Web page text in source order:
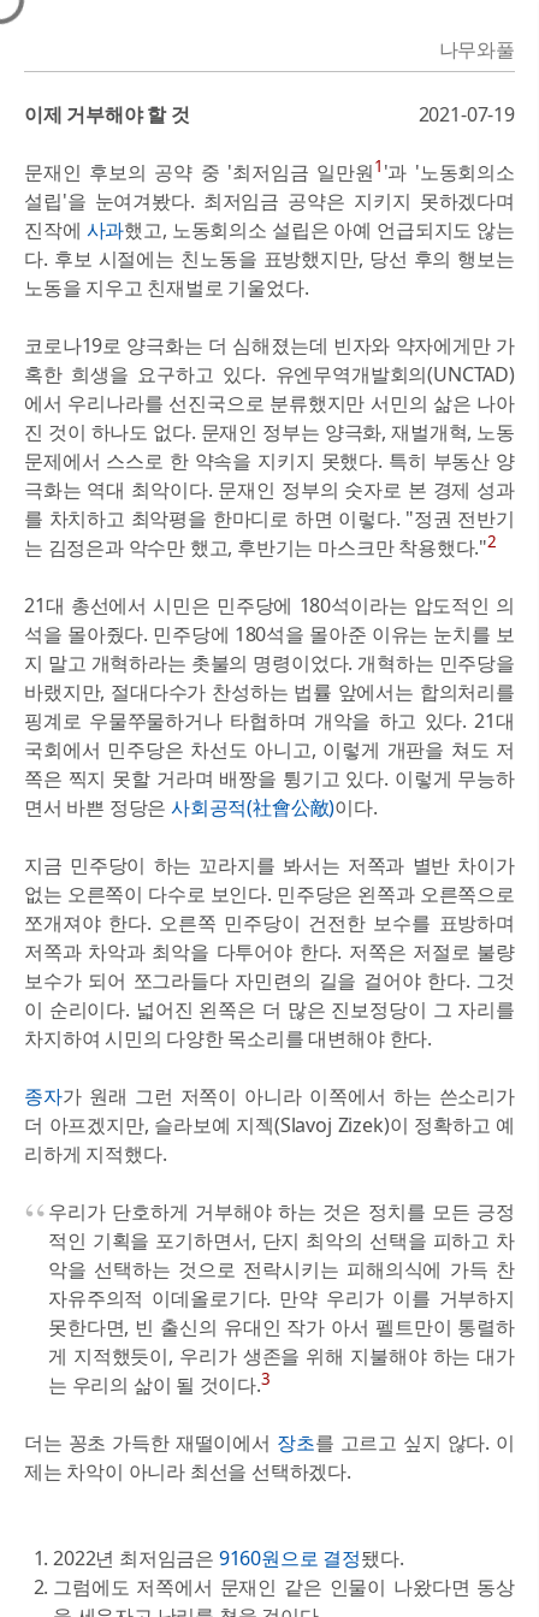
나무와풀
이제 거부해야 할 것 2021-07-19
문재인 후보의 공약 중 '최저임금 일만원1 '과 '노동회의소
설립'을 눈여겨봤다. 최저임금 공약은 지키지 못하겠다며
진작에 사과했고, 노동회의소 설립은 아예 언급되지도 않는
다. 후보 시절에는 친노동을 표방했지만, 당선 후의 행보는
노동을 지우고 친재벌로 기울었다.
코로나19로 양극화는 더 심해졌는데 빈자와 약자에게만 가
혹한 희생을 요구하고 있다. 유엔무역개발회의(UNCTAD)
에서 우리나라를 선진국으로 분류했지만 서민의 삶은 나아
진 것이 하나도 없다. 문재인 정부는 양극화, 재벌개혁, 노동
문제에서 스스로 한 약속을 지키지 못했다. 특히 부동산 양
극화는 역대 최악이다. 문재인 정부의 숫자로 본 경제 성과
를 차치하고 최악평을 한마디로 하면 이렇다. "정권 전반기
는 김정은과 악수만 했고, 후반기는 마스크만 착용했다."2
21대 총선에서 시민은 민주당에 180석이라는 압도적인 의
석을 몰아줬다. 민주당에 180석을 몰아준 이유는 눈치를 보
지 말고 개혁하라는 촛불의 명령이었다. 개혁하는 민주당을
바랬지만, 절대다수가 찬성하는 법률 앞에서는 합의처리를
핑계로 우물쭈물하거나 타협하며 개악을 하고 있다. 21대
국회에서 민주당은 차선도 아니고, 이렇게 개판을 쳐도 저
쪽은 찍지 못할 거라며 배짱을 튕기고 있다. 이렇게 무능하
면서 바쁜 정당은 사회공적(社會公敵)이다.
지금 민주당이 하는 꼬라지를 봐서는 저쪽과 별반 차이가
없는 오른쪽이 다수로 보인다. 민주당은 왼쪽과 오른쪽으로
쪼개져야 한다. 오른쪽 민주당이 건전한 보수를 표방하며
저쪽과 차악과 최악을 다투어야 한다. 저쪽은 저절로 불량
보수가 되어 쪼그라들다 자민련의 길을 걸어야 한다. 그것
이 순리이다. 넓어진 왼쪽은 더 많은 진보정당이 그 자리를
차지하여 시민의 다양한 목소리를 대변해야 한다.
종자가 원래 그런 저쪽이 아니라 이쪽에서 하는 쓴소리가
더 아프겠지만, 슬라보예 지젝(Slavoj Zizek)이 정확하고 예
리하게 지적했다.
우리가 단호하게 거부해야 하는 것은 정치를 모든 긍정
적인 기획을 포기하면서, 단지 최악의 선택을 피하고 차
악을 선택하는 것으로 전락시키는 피해의식에 가득 찬
자유주의적 이데올로기다. 만약 우리가 이를 거부하지
못한다면, 빈 출신의 유대인 작가 아서 펠트만이 통렬하
게 지적했듯이, 우리가 생존을 위해 지불해야 하는 대가
는 우리의 삶이 될 것이다.3
더는 꽁초 가득한 재떨이에서 장초를 고르고 싶지 않다. 이
제는 차악이 아니라 최선을 선택하겠다.
2022년 최저임금은 9160원으로 결정됐다.
그럼에도 저쪽에서 문재인 같은 인물이 나왔다면 동상